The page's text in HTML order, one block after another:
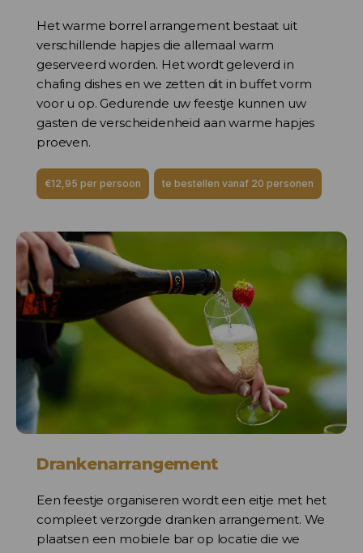
Het warme borrel arrangement bestaat uit
verschillende hapjes die allemaal warm
geserveerd worden. Het wordt geleverd in
chafing dishes en we zetten dit in buffet vorm
voor u op. Gedurende uw feestje kunnen uw
gasten de verscheidenheid aan warme hapjes
proeven.
€12,95 per persoon te bestellen vanaf 20 personen
Drankenarrangement
Een feestje organiseren wordt een eitje met het
compleet verzorgde dranken arrangement. We
plaatsen een mobiele bar op locatie die we